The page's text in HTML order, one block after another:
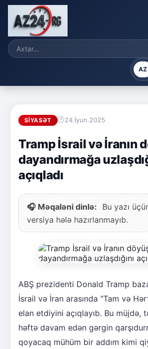
AZ
SIYASƏT 24.İyun.2025
Tramp İsrail və İranın
dayandırmağa
açıqladı
🎧 Məqaləni dinlə:
Bu yazı
versiya hələ hazırlanmayıb.
ABŞ prezidenti Donald Tramp
İsrail və İran arasında "Tam və
elan etdiyini açıqlayıb. Bu müjdə,
həftə davam edən gərgin
qoyacaq mühüm bir addım kimi